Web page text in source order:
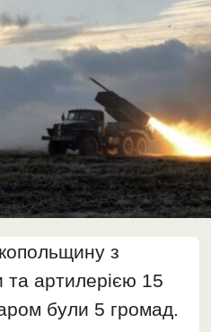
з
та артилерією 15
були 5 громад.